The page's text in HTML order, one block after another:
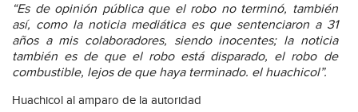
“Es de opinión pública que el robo no terminó, también
así, como la noticia mediática es que sentenciaron a 31
años a mis colaboradores, siendo inocentes; la noticia
también es de que el robo está disparado, el robo de
combustible, lejos de que haya terminado. el huachicol”.
Huachicol al amparo de la autoridad